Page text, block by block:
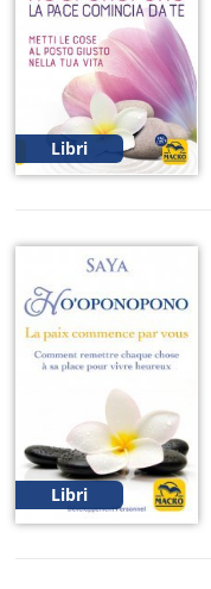
Libri
Libri